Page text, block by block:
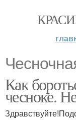
Как
чесноке.